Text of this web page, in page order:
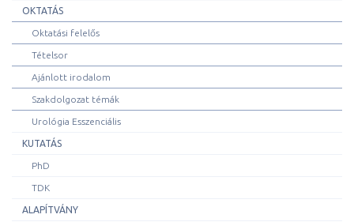
OKTATÁS
Oktatási felelős
Tételsor
Ajánlott irodalom
Szakdolgozat témák
Urológia Esszenciális
KUTATÁS
PhD
TDK
ALAPÍTVÁNY